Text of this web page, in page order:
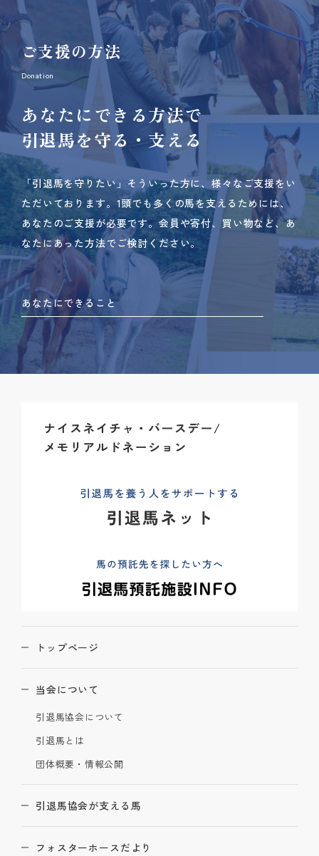
ご支援の方法
Donation
あなたにできる方法で
引退馬を守る・支える
「引退馬を守りたい」そういった方に、様々なご支援をい
ただいております。 1頭でも多くの馬を支えるためには、
あなたのご支援が必要です。 会員や寄付、買い物など、あ
なたにあった方法でご検討ください。
あなたにできること
トップページ
当会について
引退馬協会について
引退馬とは
団体概要・情報公開
引退馬協会が支える馬
フォスターホースだより